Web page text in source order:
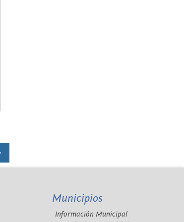
Municipios
Información Municipal